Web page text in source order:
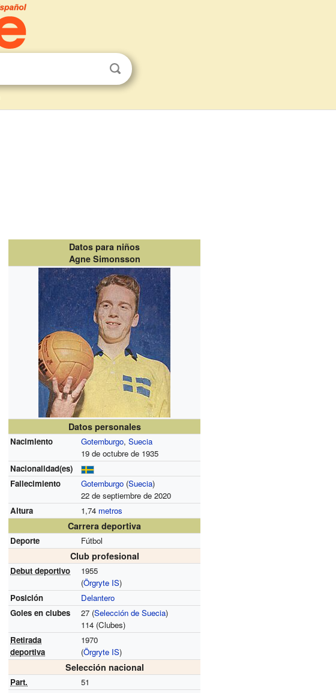
Datos para niños
Agne Simonsson
Datos personales
Nacimiento Gotemburgo,Suecia
19 de octubre de 1935
Nacionalidad(es)
Fallecimiento
Gotemburgo (Suecia)
22 de septiembre de 2020
Altura
1,74 metros
Carrera deportiva
Deporte Fútbol
Club profesional
Debut deportivo
1955
(Örgryte IS)
Posición
Delantero
Goles en clubes
27 (Selección de Suecia)
114 (Clubes)
Retirada
deportiva
1970
(Örgryte IS)
Selección nacional
Part. 51